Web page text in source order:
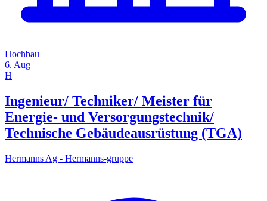
Hochbau
6. Aug
H
Ingenieur/ Techniker/ Meister für
Energie- und Versorgungstechnik/
Technische Gebäudeausrüstung (TGA)
Hermanns Ag - Hermanns-gruppe